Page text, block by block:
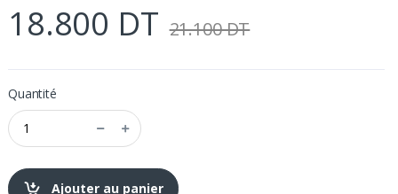
18.800 DT 21.100 DT
Quantité
Ajouter au panier